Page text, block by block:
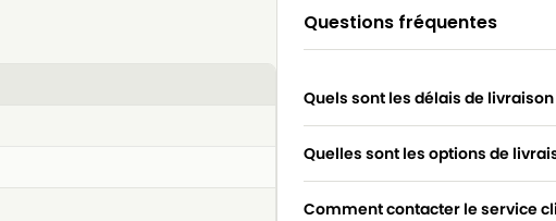
Questions fréquentes
Quels sont les délais de livraison
Quelles sont les options de
Comment contacter le service